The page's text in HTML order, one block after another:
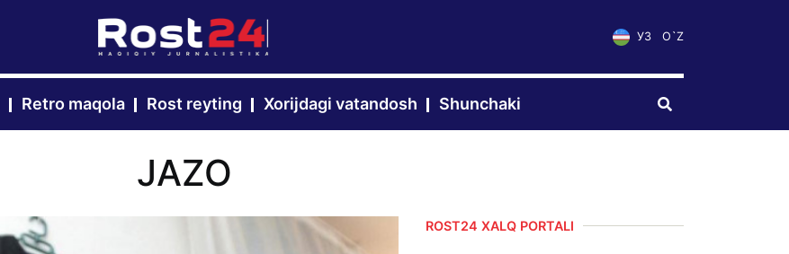
УЗ O`Z
Retro maqola Rost reyting Xorijdagi vatandosh Shunchaki
JAZO
ROST24 XALQ PORTALI